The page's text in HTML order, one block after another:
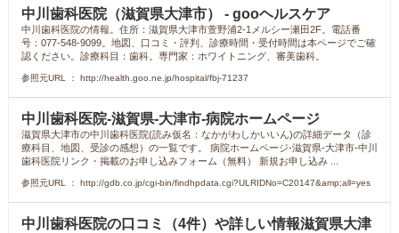
中川歯科医院（滋賀県大津市） - gooヘルスケア
中川歯科医院の情報。住所：滋賀県大津市萱野浦2-1メルシー瀬田2F。電話番
号：077-548-9099。地図、口コミ・評判、診療時間・受付時間は本ページでご確
認ください。診療科目：歯科。専門家：ホワイトニング、審美歯科。
参照元URL ： http://health.goo.ne.jp/hospital/fbj-71237
中川歯科医院-滋賀県-大津市-病院ホームページ
滋賀県大津市の中川歯科医院(読み仮名：なかがわしかいいん)の詳細データ（診
療科目、地図、受診の感想）の一覧です。 病院ホームページ-滋賀県-大津市-中川
歯科医院リンク・掲載のお申し込みフォーム（無料） 新規お申し込み ...
参照元URL ： http://gdb.co.jp/cgi-bin/findhpdata.cgi?ULRIDNo=C20147&amp;all=yes
中川歯科医院の口コミ（4件）や詳しい情報滋賀県大津